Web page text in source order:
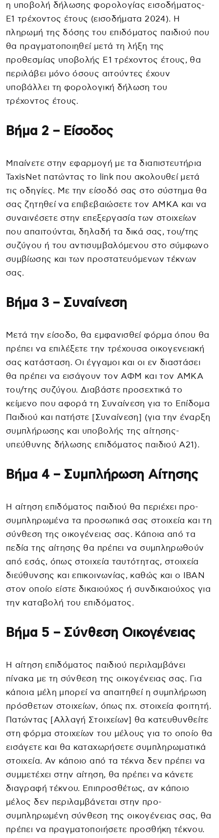
η υποβολή δήλωσης φορολογίας εισοδήματος-
Ε1 τρέχοντος έτους (εισοδήματα 2024). Η
πληρωμή της δόσης του επιδόματος παιδιού που
θα πραγματοποιηθεί μετά τη λήξη της
προθεσμίας υποβολής Ε1 τρέχοντος έτους, θα
περιλάβει μόνο όσους αιτούντες έχουν
υποβάλλει τη φορολογική δήλωση του
τρέχοντος έτους.
Βήμα 2 – Είσοδος
Μπαίνετε στην εφαρμογή με τα διαπιστευτήρια
TaxisNet πατώντας το link που ακολουθεί μετά
τις οδηγίες. Με την είσοδό σας στο σύστημα θα
σας ζητηθεί να επιβεβαιώσετε τον ΑΜΚΑ και να
συναινέσετε στην επεξεργασία των στοιχείων
που απαιτούνται, δηλαδή τα δικά σας, του/της
συζύγου ή του αντισυμβαλόμενου στο σύμφωνο
συμβίωσης και των προστατευόμενων τέκνων
σας.
Βήμα 3 – Συναίνεση
Μετά την είσοδο, θα εμφανισθεί φόρμα όπου θα
πρέπει να επιλέξετε την τρέχουσα οικογενειακή
σας κατάσταση. Οι έγγαμοι και οι εν διαστάσει
θα πρέπει να εισάγουν τον ΑΦΜ και τον ΑΜΚΑ
του/της συζύγου. Διαβάστε προσεχτικά το
κείμενο που αφορά τη Συναίνεση για το Επίδομα
Παιδιού και πατήστε [Συναίνεση] (για την έναρξη
συμπλήρωσης και υποβολής της αίτησης-
υπεύθυνης δήλωσης επιδόματος παιδιού Α21).
Βήμα 4 – Συμπλήρωση Αίτησης
Η αίτηση επιδόματος παιδιού θα περιέχει προ-
συμπληρωμένα τα προσωπικά σας στοιχεία και τη
σύνθεση της οικογένειας σας. Κάποια από τα
πεδία της αίτησης θα πρέπει να συμπληρωθούν
από εσάς, όπως στοιχεία ταυτότητας, στοιχεία
διεύθυνσης και επικοινωνίας, καθώς και o ΙΒΑΝ
στον οποίο είστε δικαιούχος ή συνδικαιούχος για
την καταβολή του επιδόματος.
Βήμα 5 – Σύνθεση Οικογένειας
Η αίτηση επιδόματος παιδιού περιλαμβάνει
πίνακα με τη σύνθεση της οικογένειας σας. Για
κάποια μέλη μπορεί να απαιτηθεί η συμπλήρωση
πρόσθετων στοιχείων, όπως πχ. στοιχεία φοιτητή.
Πατώντας [Αλλαγή Στοιχείων] θα κατευθυνθείτε
στη φόρμα στοιχείων του μέλους για το οποίο θα
εισάγετε και θα καταχωρήσετε συμπληρωματικά
στοιχεία. Αν κάποιο από τα τέκνα δεν πρέπει να
συμμετέχει στην αίτηση, θα πρέπει να κάνετε
διαγραφή τέκνου. Επιπροσθέτως, αν κάποιο
μέλος δεν περιλαμβάνεται στην προ-
συμπληρωμένη σύνθεση της οικογένειας σας, θα
πρέπει να πραγματοποιήσετε προσθήκη τέκνου.